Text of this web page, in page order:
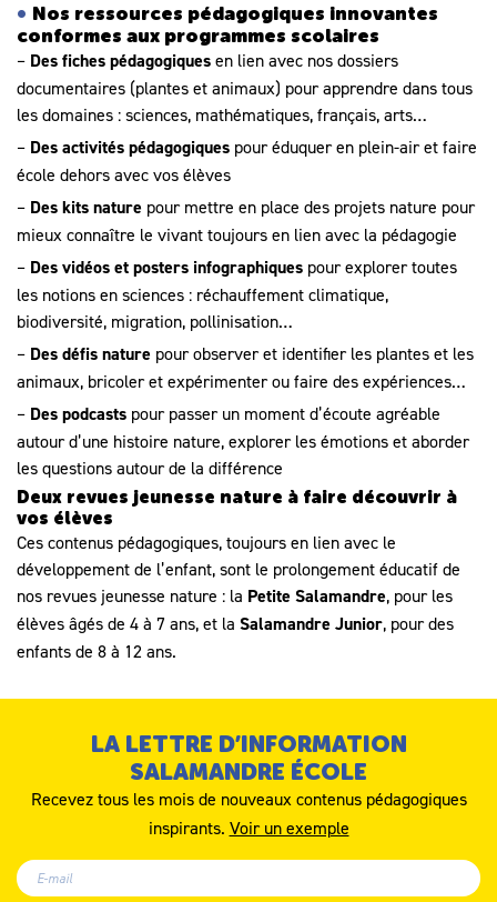
Nos ressources pédagogiques innovantes
conformes aux programmes scolaires
– Des fiches pédagogiques en lien avec nos dossiers
documentaires (plantes et animaux) pour apprendre dans tous
les domaines : sciences, mathématiques, français, arts…
– Des activités pédagogiques pour éduquer en plein-air et faire
école dehors avec vos élèves
– Des kits nature pour mettre en place des projets nature pour
mieux connaître le vivant toujours en lien avec la pédagogie
– Des vidéos et posters infographiques pour explorer toutes
les notions en sciences : réchauffement climatique,
biodiversité, migration, pollinisation…
– Des défis nature pour observer et identifier les plantes et les
animaux, bricoler et expérimenter ou faire des expériences…
– Des podcasts pour passer un moment d’écoute agréable
autour d’une histoire nature, explorer les émotions et aborder
les questions autour de la différence
Deux revues jeunesse nature à faire découvrir à
vos élèves
Ces contenus pédagogiques, toujours en lien avec le
développement de l’enfant, sont le prolongement éducatif de
nos revues jeunesse nature : la Petite Salamandre, pour les
élèves âgés de 4 à 7 ans, et la Salamandre Junior, pour des
enfants de 8 à 12 ans.
LA LETTRE D’INFORMATION
SALAMANDRE ÉCOLE
Recevez tous les mois de nouveaux contenus pédagogiques
inspirants. Voir un exemple